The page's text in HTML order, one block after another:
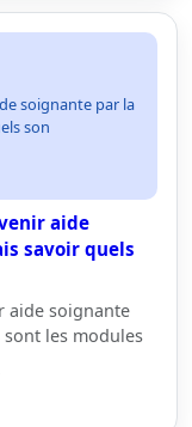
soignante par la
son
aide
savoir quels
aide soignante
sont les modules